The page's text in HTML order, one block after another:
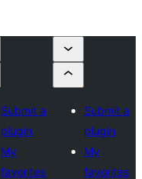
Submit a
plugin
My
favorites
Submit a
plugin
My
favorites